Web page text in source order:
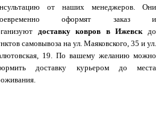
от наших менеджеров. Они
оформят заказ и
доставку ковров в Ижевск до
самовывоза на ул. Маяковского, 35 и ул.
19. По вашему желанию можно
доставку курьером до места